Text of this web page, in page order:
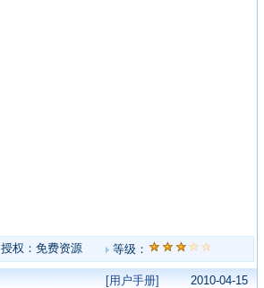
授权：免费资源 等级：
[用户手册]
2010-04-15